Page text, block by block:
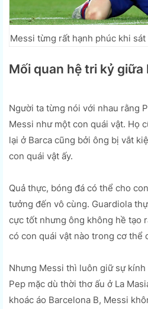
Messi từng rất hạnh phúc khi
Mối quan hệ tri kỷ giữa
Người ta từng nói với nhau rằng
Messi như một con quái vật. Họ
lại ở Barca cũng bởi ông bị vắt
con quái vật ấy.
Quả thực, bóng đá có thể cho
tưởng đến vô cùng. Guardiola
cực tốt nhưng ông không hề tạo
có con quái vật nào trong cơ thể
Nhưng Messi thì luôn giữ sự
Pep mặc dù thời thơ ấu ở La
khoác áo Barcelona B, Messi